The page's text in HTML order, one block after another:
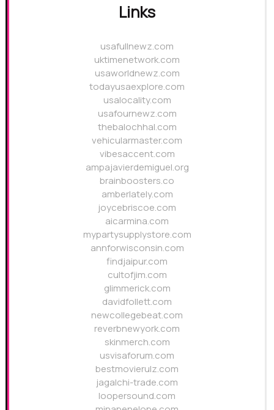
Links
usafullnewz.com
uktimenetwork.com
usaworldnewz.com
todayusaexplore.com
usalocality.com
usafournewz.com
thebalochhal.com
vehicularmaster.com
vibesaccent.com
ampajavierdemiguel.org
brainboosters.co
amberlately.com
joycebriscoe.com
aicarmina.com
mypartysupplystore.com
annforwisconsin.com
findjaipur.com
cultofjim.com
glimmerick.com
davidfollett.com
newcollegebeat.com
reverbnewyork.com
skinmerch.com
usvisaforum.com
bestmovierulz.com
jagalchi-trade.com
loopersound.com